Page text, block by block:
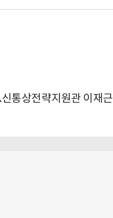
통상전략지원관 이재근